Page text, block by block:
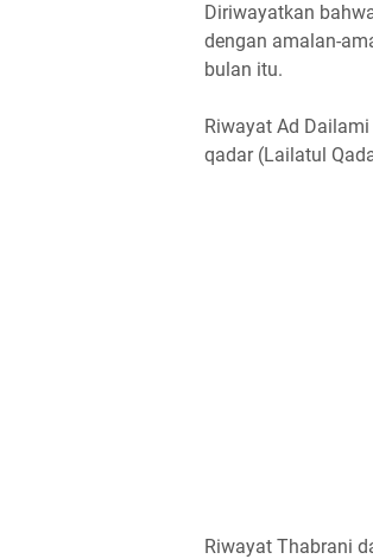
Diriwayatkan
dengan amalan-
bulan itu.
Riwayat Ad
qadar (Lailatul
Riwayat Thabrani